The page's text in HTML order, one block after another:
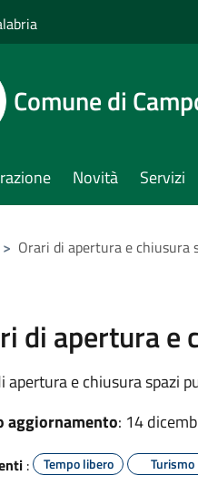
Comune di
Novità Servizi
> Orari di apertura e chiusura
di apertura e
apertura e chiusura spazi
aggiornamento: 14
: Tempo libero Turismo